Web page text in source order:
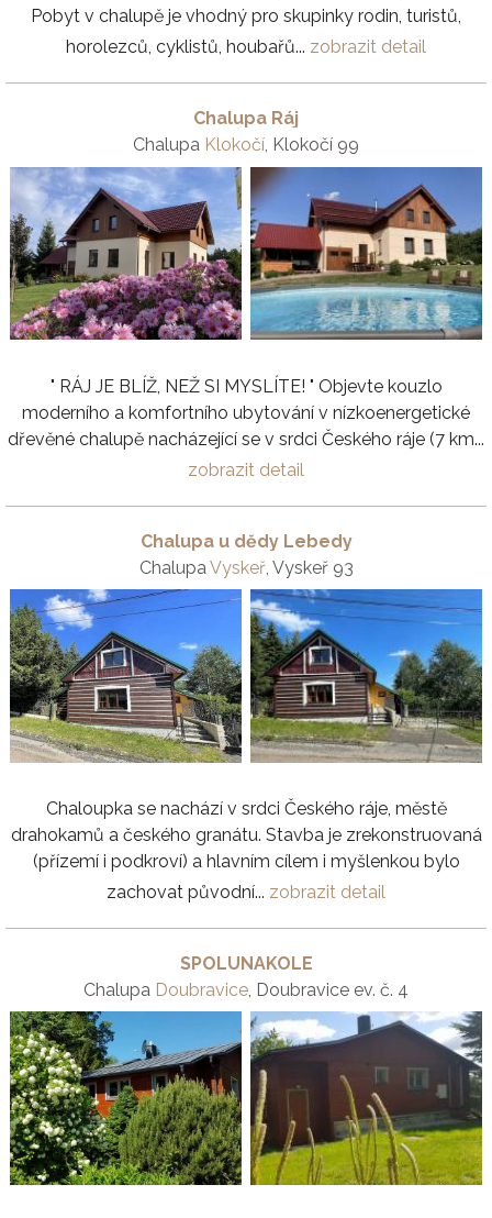
Pobyt v chalupě je vhodný pro skupinky rodin, turistů,
horolezců, cyklistů, houbařů... zobrazit detail
Chalupa Ráj
Chalupa Klokočí, Klokočí 99
" RÁJ JE BLÍŽ, NEŽ SI MYSLÍTE! " Objevte kouzlo
moderního a komfortního ubytování v nízkoenergetické
dřevěné chalupě nacházející se v srdci Českého ráje (7 km...
zobrazit detail
Chalupa u dědy Lebedy
Chalupa Vyskeř, Vyskeř 93
Chaloupka se nachází v srdci Českého ráje, městě
drahokamů a českého granátu. Stavba je zrekonstruovaná
(přízemí i podkroví) a hlavním cílem i myšlenkou bylo
zachovat původní... zobrazit detail
SPOLUNAKOLE
Chalupa Doubravice , Doubravice ev. č. 4